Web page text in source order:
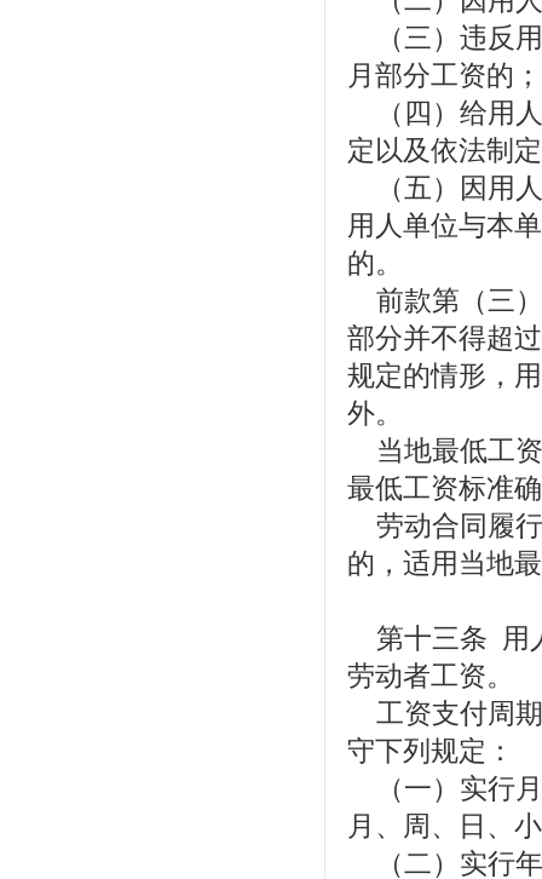
（三）违反
月部分工资的；
（四）给用
定以及依法制
（五）因用
用人单位与本
的。
前款第（三
部分并不得超
规定的情形，
外。
当地最低工
最低工资标准
劳动合同履
的，适用当地
第十三条 用
劳动者工资。
工资支付周
守下列规定：
（一）实行
月、周、日、
（二）实行